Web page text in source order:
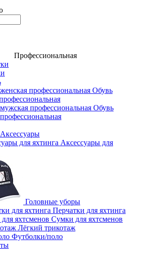
Профессиональная
Обувь
Обувь
Аксессуары
Аксессуары для
Головные уборы
Перчатки для яхтинга
Сумки для яхтсменов
Лёгкий трикотаж
Футболки/поло